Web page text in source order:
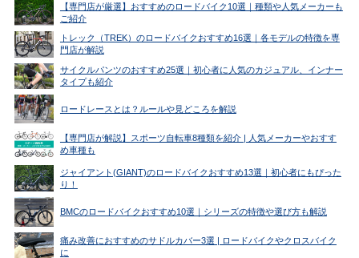
【専門店が厳選】おすすめのロードバイク10選｜種類や人気メーカーも
ご紹介
トレック（TREK）のロードバイクおすすめ16選｜各モデルの特徴を専
門店が解説
サイクルパンツのおすすめ25選｜初心者に人気のカジュアル、インナー
タイプも紹介
ロードレースとは？ルールや見どころを解説
【専門店が解説】スポーツ自転車8種類を紹介 | 人気メーカーやおすす
め車種も
ジャイアント(GIANT)のロードバイクおすすめ13選｜初心者にもぴった
り！
BMCのロードバイクおすすめ10選｜シリーズの特徴や選び方も解説
痛み改善におすすめのサドルカバー3選 | ロードバイクやクロスバイク
に